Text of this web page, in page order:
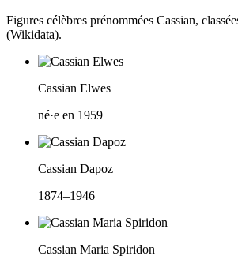
Figures célèbres prénommées Cassian,
(Wikidata).
Cassian Elwes
né·e en 1959
Cassian Dapoz
1874–1946
Cassian Maria Spiridon